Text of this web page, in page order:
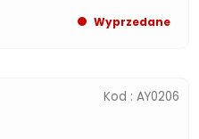
Wyprzedane
Kod : AY0206